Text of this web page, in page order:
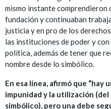
mismo instante comprendieron
fundación y continuaban
justicia y en pro de los
las instituciones de poder y
política, además de tener que
nombre desde lo simbólico.
En esa línea, afirmó que “hay
impunidad y la utilización (del
simbólico), pero una debe